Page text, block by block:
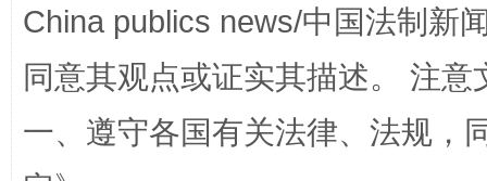
China publics news/中国法制新
同意其观点或证实其描述。 注
一、遵守各国有关法律、法规，